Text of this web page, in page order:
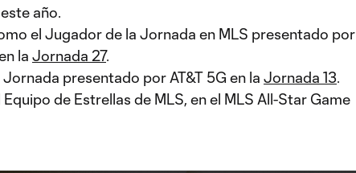
año.
el Jugador de la Jornada en MLS presentado por
la Jornada 27.
Jornada presentado por AT&T 5G en la Jornada 13.
Equipo de Estrellas de MLS, en el MLS All-Star Game